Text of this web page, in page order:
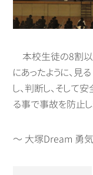
本校生徒の8割以
にあったように、見
し、判断し、そして
る事で事故を防止し
～ 大塚Dream 勇気